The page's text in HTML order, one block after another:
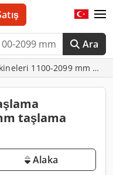
Ara
1100-2099 mm
taşlama
Alaka